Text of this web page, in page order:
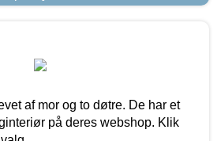
af mor og to døtre. De har et
på deres webshop. Klik